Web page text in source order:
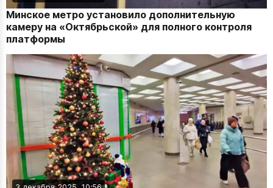
Минское метро установило дополнительную
камеру на «Октябрьской» для полного контроля
платформы